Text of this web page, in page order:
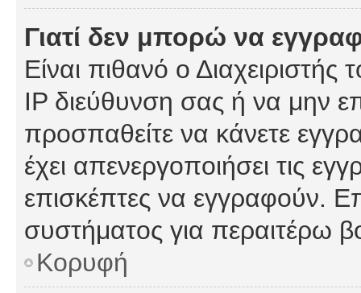
Γιατί δεν μπορώ να
Είναι πιθανό ο
IP διεύθυνση σας ή να μην
προσπαθείτε να κάνετε
έχει απενεργοποιήσει τις
επισκέπτες να εγγραφούν.
συστήματος για περαιτέρω
Κορυφή